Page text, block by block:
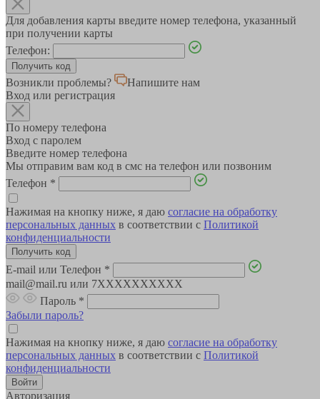
Для добавления карты введите номер телефона, указанный
при получении карты
Телефон:
Возникли проблемы?
Напишите нам
Вход или регистрация
По номеру телефона
Вход с паролем
Введите номер телефона
Мы отправим вам код в смс на телефон или позвоним
Телефон *
Нажимая на кнопку ниже, я даю согласие на обработку
персональных данных в соответствии с Политикой
конфиденциальности
E-mail или Телефон *
mail@mail.ru или 7XXXXXXXXXX
Пароль *
Забыли пароль?
Нажимая на кнопку ниже, я даю согласие на обработку
персональных данных в соответствии с Политикой
конфиденциальности
Авторизация